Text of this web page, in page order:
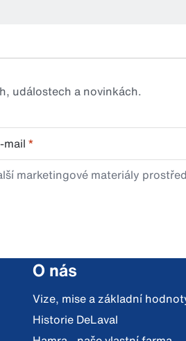
událostech a novinkách.
mail *
marketingové materiály
O nás
Vize, mise a základní
Historie DeLaval